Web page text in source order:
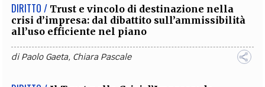
DIRITTO / Trust e vincolo di destinazione nella
crisi d’impresa: dal dibattito sull’ammissibilità
all’uso efficiente nel piano
diPaolo Gaeta, Chiara Pascale